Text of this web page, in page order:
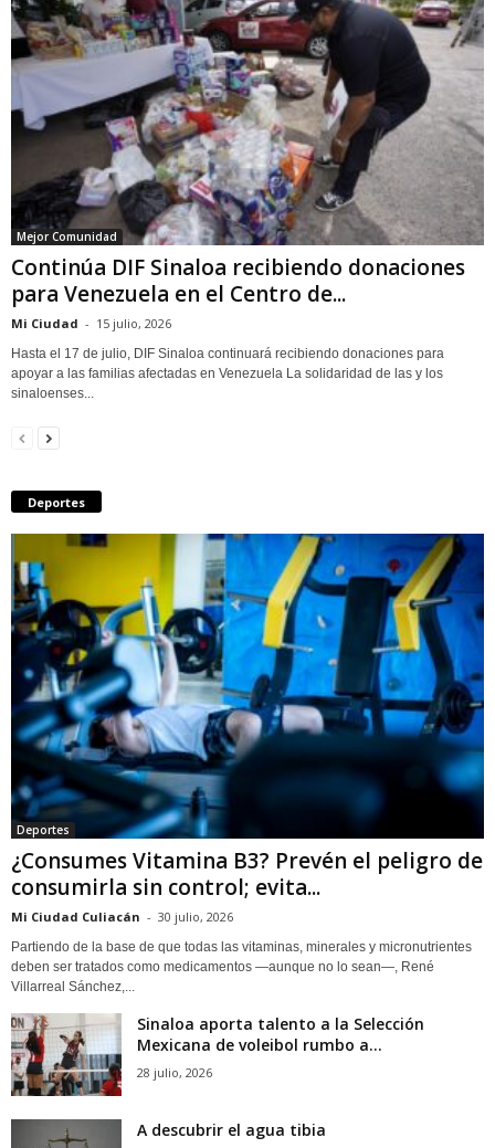
Mejor Comunidad
Continúa DIF Sinaloa recibiendo donaciones
para Venezuela en el Centro de...
Mi Ciudad - 15 julio, 2026
Hasta el 17 de julio, DIF Sinaloa continuará recibiendo donaciones para
apoyar a las familias afectadas en Venezuela La solidaridad de las y los
sinaloenses...
Deportes
Deportes
¿Consumes Vitamina B3? Prevén el peligro de
consumirla sin control; evita...
Mi Ciudad Culiacán - 30 julio, 2026
Partiendo de la base de que todas las vitaminas, minerales y micronutrientes
deben ser tratados como medicamentos —aunque no lo sean—, René
Villarreal Sánchez,...
Sinaloa aporta talento a la Selección
Mexicana de voleibol rumbo a...
28 julio, 2026
A descubrir el agua tibia